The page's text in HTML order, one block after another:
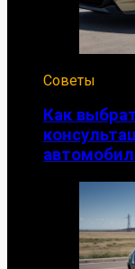
Советы
Как